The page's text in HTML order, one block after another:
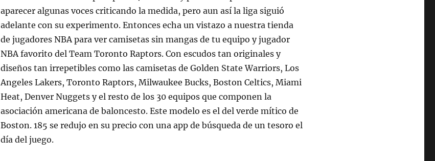
aparecer algunas voces criticando la medida, pero aun así la liga siguió
adelante con su experimento. Entonces echa un vistazo a nuestra tienda
de jugadores NBA para ver camisetas sin mangas de tu equipo y jugador
NBA favorito del Team Toronto Raptors. Con escudos tan originales y
diseños tan irrepetibles como las camisetas de Golden State Warriors, Los
Angeles Lakers, Toronto Raptors, Milwaukee Bucks, Boston Celtics, Miami
Heat, Denver Nuggets y el resto de los 30 equipos que componen la
asociación americana de baloncesto. Este modelo es el del verde mítico de
Boston. 185 se redujo en su precio con una app de búsqueda de un tesoro el
día del juego.